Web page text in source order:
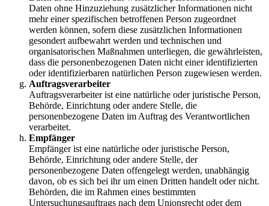
Daten ohne Hinzuziehung zusätzlicher Informationen nicht
mehr einer spezifischen betroffenen Person zugeordnet
werden können, sofern diese zusätzlichen Informationen
gesondert aufbewahrt werden und technischen und
organisatorischen Maßnahmen unterliegen, die gewährleisten,
dass die personenbezogenen Daten nicht einer identifizierten
oder identifizierbaren natürlichen Person zugewiesen werden.
Auftragsverarbeiter
Auftragsverarbeiter ist eine natürliche oder juristische Person,
Behörde, Einrichtung oder andere Stelle, die
personenbezogene Daten im Auftrag des Verantwortlichen
verarbeitet.
Empfänger
Empfänger ist eine natürliche oder juristische Person,
Behörde, Einrichtung oder andere Stelle, der
personenbezogene Daten offengelegt werden, unabhängig
davon, ob es sich bei ihr um einen Dritten handelt oder nicht.
Behörden, die im Rahmen eines bestimmten
Untersuchungsauftrags nach dem Unionsrecht oder dem